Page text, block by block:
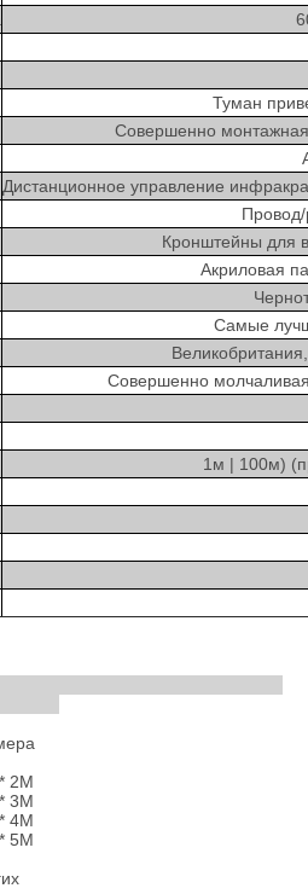
Туман
Совершенно
Дистанционное управление
Кронштейны для
Акриловая
Самые
Совершенно
1м | 100м)
вариант
2М
3М
4М
5М